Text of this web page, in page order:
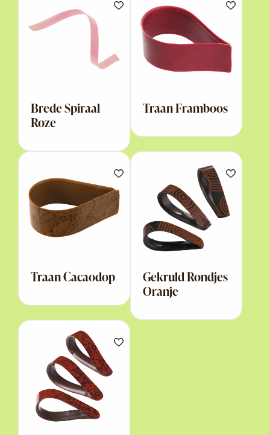
Brede Spiraal
Roze
Traan Framboos
Traan Cacaodop
Gekruld Rondjes
Oranje